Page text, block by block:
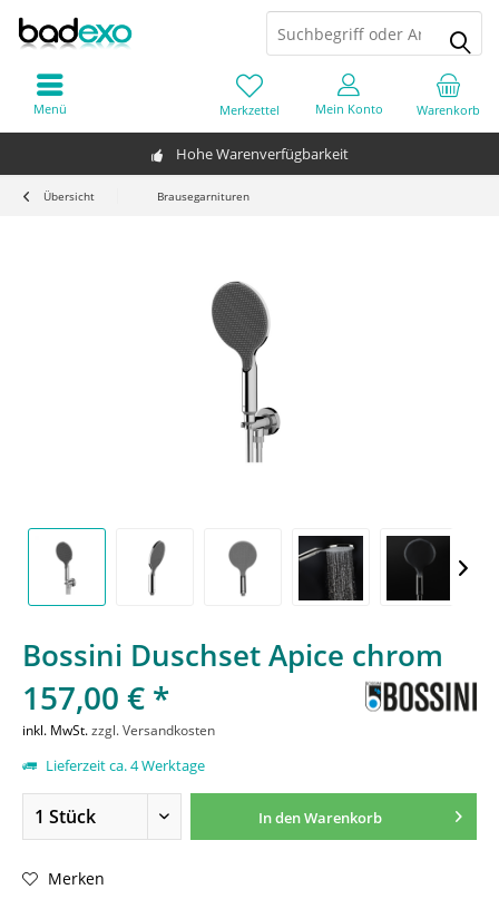
Hohe Warenverfügbarkeit
Warenkorb
Merkzettel Mein Konto
Menü
Übersicht Brausegarnituren
Bossini Duschset Apice chrom
157,00 € *
inkl. MwSt.zzgl. Versandkosten
Lieferzeit ca. 4 Werktage
In denWarenkorb
Merken